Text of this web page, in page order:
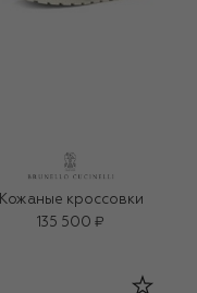
Кожаные кроссовки
135 500 ₽